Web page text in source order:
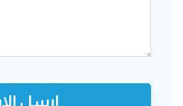
ارسل